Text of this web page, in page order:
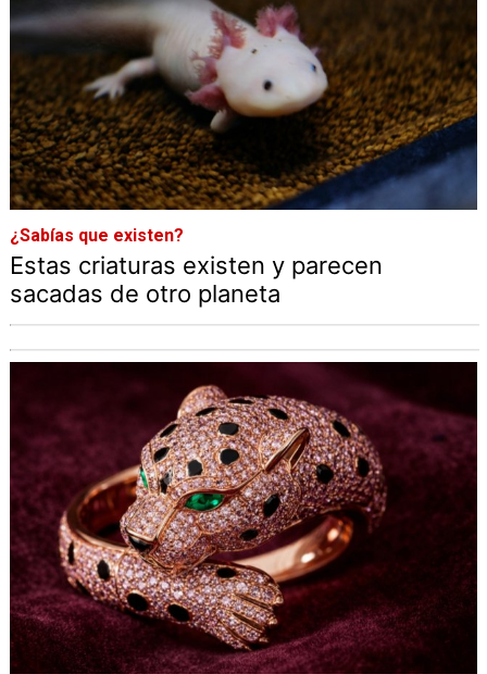
¿Sabías que existen?
Estas criaturas existen y parecen
sacadas de otro planeta